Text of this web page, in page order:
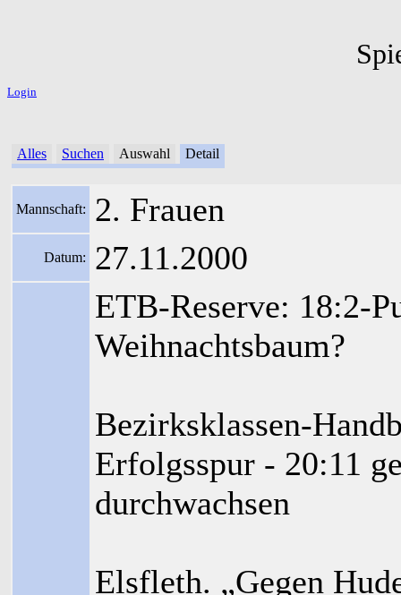
Login
Alles Suchen Auswahl Detail
Mannschaft: 2. Frauen
Datum: 27.11.2000
ETB-Reserve: 18:2-
Weihnachtsbaum?
Bezirksklassen-
Erfolgsspur - 20:11
durchwachsen
Elsfleth. „Gegen